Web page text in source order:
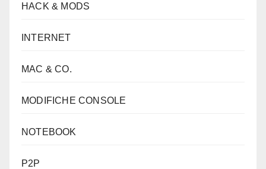
HACK & MODS
INTERNET
MAC & CO.
MODIFICHE CONSOLE
NOTEBOOK
P2P